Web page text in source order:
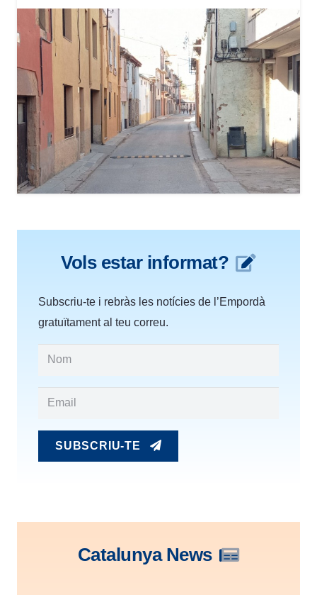
Vols estar informat?
Subscriu-te i rebràs les notícies de l’Empordà
gratuïtament al teu correu.
SUBSCRIU-TE
Catalunya News